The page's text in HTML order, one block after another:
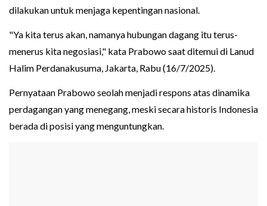
dilakukan untuk menjaga kepentingan nasional.
"Ya kita terus akan, namanya hubungan dagang itu terus-
menerus kita negosiasi," kata Prabowo saat ditemui di Lanud
Halim Perdanakusuma, Jakarta, Rabu (16/7/2025).
Pernyataan Prabowo seolah menjadi respons atas dinamika
perdagangan yang menegang, meski secara historis Indonesia
berada di posisi yang menguntungkan.